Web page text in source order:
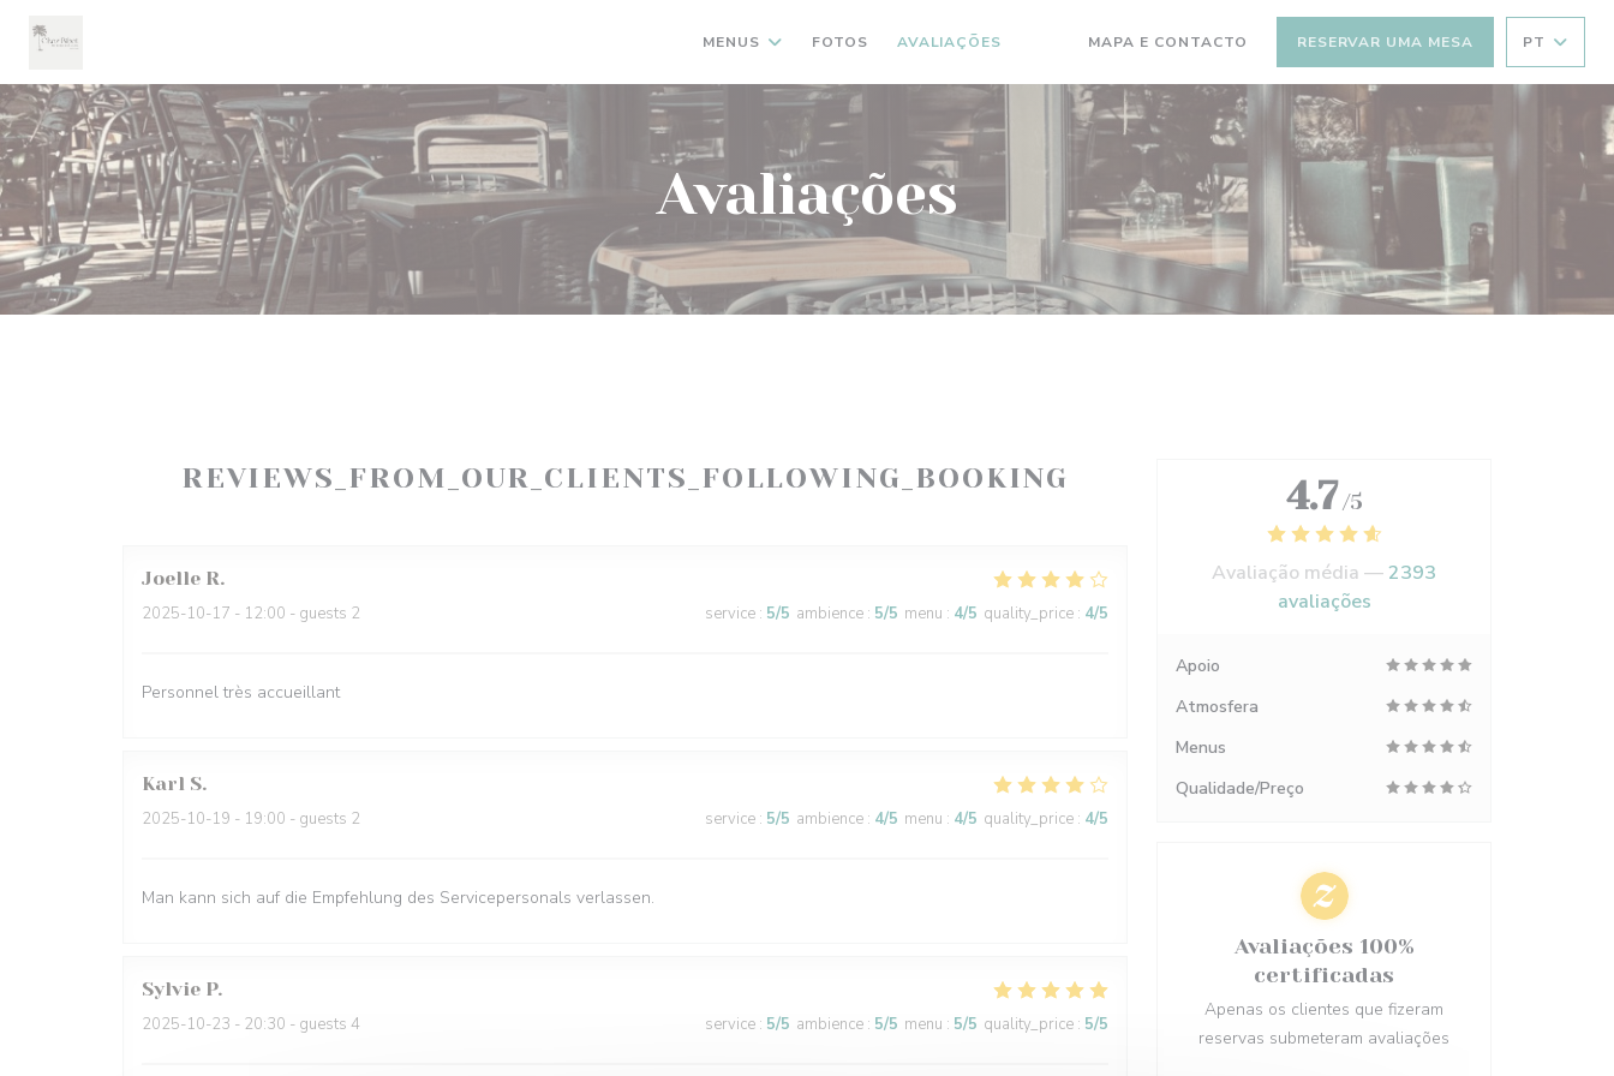
MENUS FOTOS AVALIAÇÕES MAPA E CONTACTO RESERVAR UMA MESA PT
Avaliações
REVIEWS_FROM_OUR_CLIENTS_FOLLOWING_BOOKING
Joelle R
2025-10-17 - 12:00 - guests 2 service : 5/5 ambience : 5/5 menu : 4/5 quality_price : 4/5
Personnel très accueillant
Karl S
2025-10-19 - 19:00 - guests 2 service : 5/5 ambience : 4/5 menu : 4/5 quality_price : 4/5
Man kann sich auf die Empfehlung des Servicepersonals verlassen.
Sylvie P
2025-10-23 - 20:30 - guests 4 service : 5/5 ambience : 5/5 menu : 5/5 quality_price : 5/5
4.7 /5
Avaliação média —2393
avaliações
Apoio
Atmosfera
Menus
Qualidade/Preço
Avaliações 100%
certificadas
Apenas os clientes que fizeram
reservas submeteram avaliações